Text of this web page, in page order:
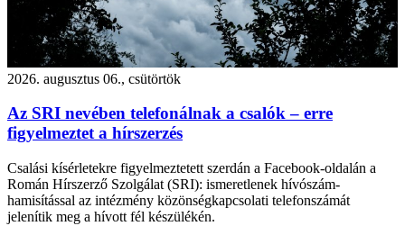
2026. augusztus 06., csütörtök
Az SRI nevében telefonálnak a csalók – erre
figyelmeztet a hírszerzés
Csalási kísérletekre figyelmeztetett szerdán a Facebook-oldalán a
Román Hírszerző Szolgálat (SRI): ismeretlenek hívószám-
hamisítással az intézmény közönségkapcsolati telefonszámát
jelenítik meg a hívott fél készülékén.